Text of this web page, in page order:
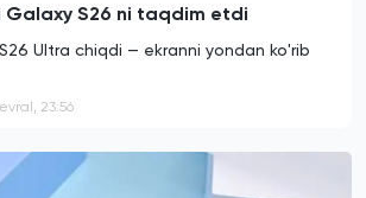
Galaxy S26 ni taqdim etdi
Ultra chiqdi — ekranni yondan ko'rib
23:56